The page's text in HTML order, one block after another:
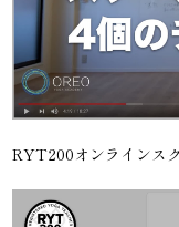
RYT200オンラインス